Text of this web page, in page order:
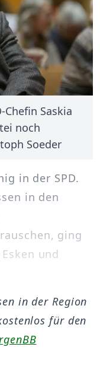
Saskia
noch
Soeder
in der SPD.
in den
ging
und
in der Region
für den